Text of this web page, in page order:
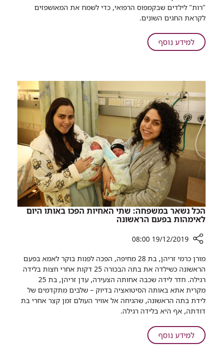
ברמב"ם
חוגגים
את
החג
"רות" לילדים שבקמפוס הרפואי, כדי לשמח את המאושפזים
לקראת החגים השונים.
למידע נוסףעל
ברמב"ם
של
החגים
הכל נשאר במשפחה: שתי האחיות הפכו באותו היום
לאימהות בפעם הראשונה
שיתוף
הכל
נשאר
במשפחה:
שתי
האחיות
הפכו
באותו
19/12/2019 08:00
מורן כרמי זריהן, בת 28 מחיפה, הפכה לפנות בוקר לאמא בפעם
הראשונה כשילדה את בתה הבכורה 25 דקות אחרי חצות בלידה
רגילה. חדר לידה שכבה אחותה הצעירה, עדן זריהן, בת 25
מקרית אתא באותה הסיטואציה בדיוק – שלבים מתקדמים של
לידת בתה הראשונה, שהגיחה אל אוויר העולם זמן קצר אחרי בת
דודתה, אף היא בלידה רגילה.
למידע נוסףעל
הכל